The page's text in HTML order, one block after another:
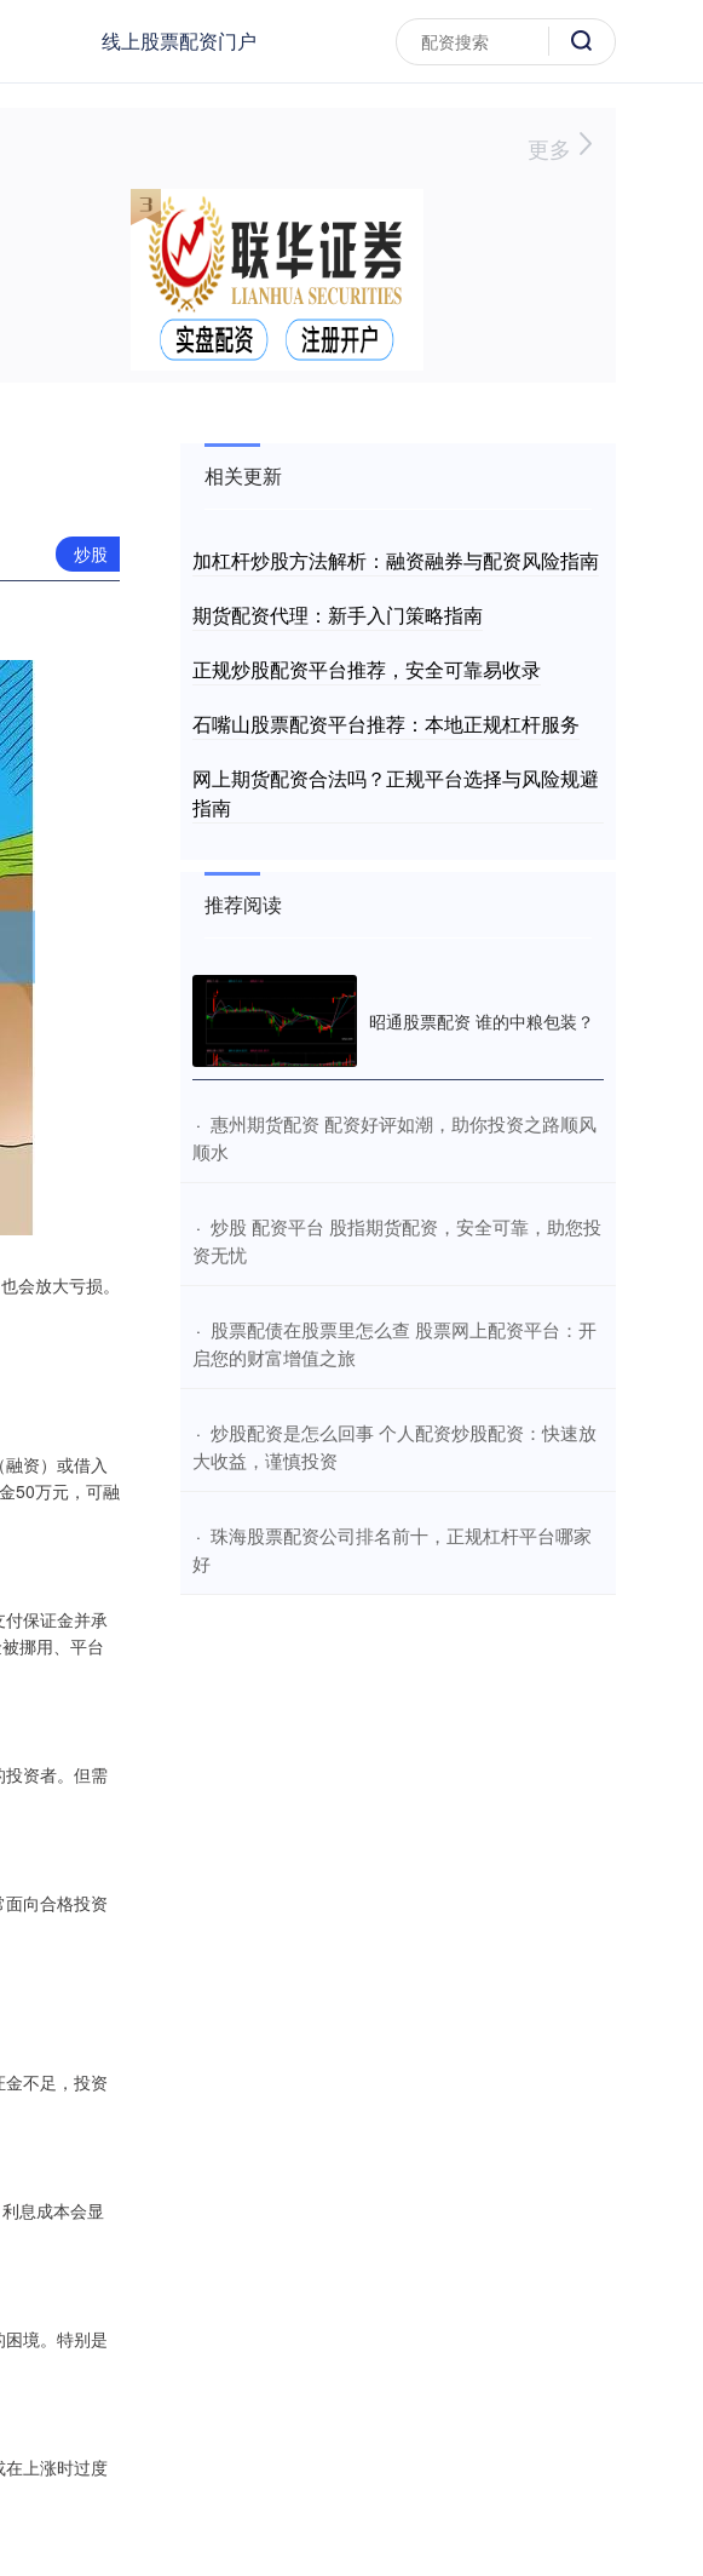
线上股票配资门户
更多
炒股
会放大亏损。
资）或借入
50万元，可融
保证金并承
挪用、平台
资者。但需
向合格投资
不足，投资
息成本会显
境。特别是
上涨时过度
相关更新
加杠杆炒股方法解析：融资融券与配资风险指南
期货配资代理：新手入门策略指南
正规炒股配资平台推荐，安全可靠易收录
石嘴山股票配资平台推荐：本地正规杠杆服务
网上期货配资合法吗？正规平台选择与风险规避
指南
推荐阅读
昭通股票配资 谁的中粮包装？
· ​惠州期货配资 配资好评如潮，助你投资之路顺风
顺水
· ​炒股 配资平台 股指期货配资，安全可靠，助您投
资无忧
· ​股票配债在股票里怎么查 股票网上配资平台：开
启您的财富增值之旅
· ​炒股配资是怎么回事 个人配资炒股配资：快速放
大收益，谨慎投资
· ​珠海股票配资公司排名前十，正规杠杆平台哪家
好